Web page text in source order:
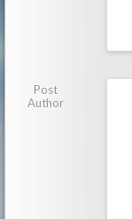
Post
Author